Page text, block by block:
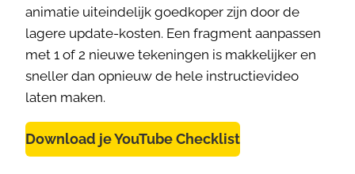
animatie uiteindelijk goedkoper zijn door de
lagere update-kosten. Een fragment aanpassen
met 1 of 2 nieuwe tekeningen is makkelijker en
sneller dan opnieuw de hele instructievideo
laten maken.
Download je YouTube Checklist